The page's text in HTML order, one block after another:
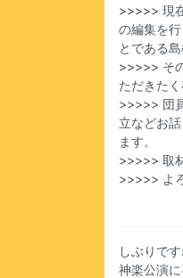
>>>>> 現
の編集を
とである
>>>>> そ
ただきたく
>>>>> 団
立などお
ます。
>>>>> 取
>>>>> よ
しぶりで
神楽公演